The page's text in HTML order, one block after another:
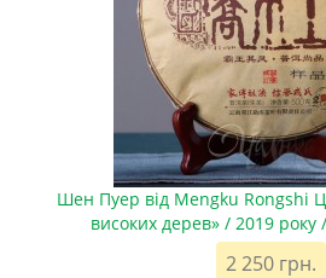
Шен Пуер від Mengku Rongshi
високих дерев» / 2019
2 250 грн.